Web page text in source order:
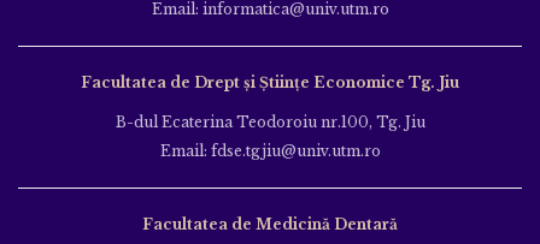
Email: informatica@univ.utm.ro
Facultatea de Drept și Științe Economice Tg. Jiu
B-dul Ecaterina Teodoroiu nr.100, Tg. Jiu
Email: fdse.tgjiu@univ.utm.ro
Facultatea de Medicină Dentară